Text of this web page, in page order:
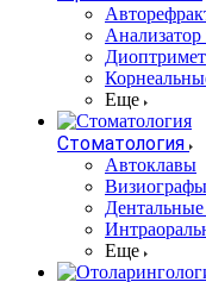
Еще
Стоматология
Автоклавы
Визиографы
Еще